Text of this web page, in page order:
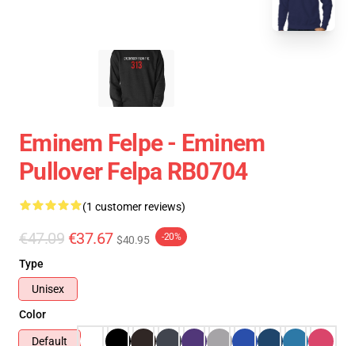
Eminem Felpe - Eminem
Pullover Felpa RB0704
(1 customer reviews)
€47.09 €37.67 $40.95 -20%
Type
Unisex
Color
Default